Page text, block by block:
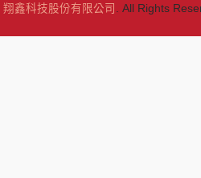
翔鑫科技股份有限公司 . All Rights